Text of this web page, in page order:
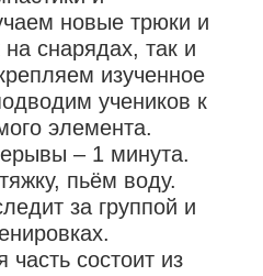
новые трюки и
снарядах, так и
изученное
учеников к
элемента.
– 1 минута.
пьём воду.
за группой и
часть состоит из